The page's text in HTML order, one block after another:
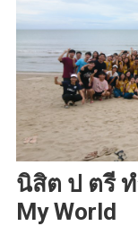
นิสิต ป ตรี
My World